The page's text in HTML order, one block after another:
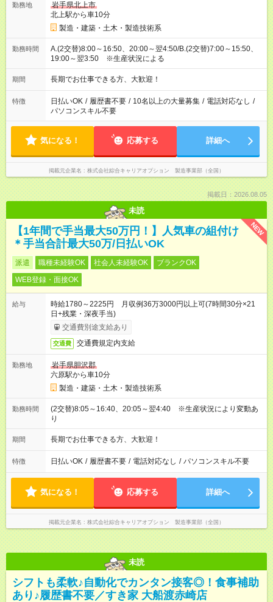
勤務地
岩手県北上市
北上駅から車10分
製造・建築・土木・製造技術系
勤務時間
A.(2交替)8:00～16:50、20:00～翌4:50/B.(2交替)7:00～15:50、
19:00～翌3:50 ※生産状況による
期間 長期でお仕事できる方、大歓迎！
特徴 日払いOK / 履歴書不要 / 10名以上の大量募集 / 電話対応なし /
パソコンスキル不要
気になる！ 応募する 詳細へ
掲載元企業名 株式会社綜合キャリアオプション 製造事業部（全国）
掲載日：2026.08.05
未読
NEW
【1年間で手当最大50万円！】人気車の組付け
＊手当合計最大50万/日払いOK
派遣 職種未経験OK 社会人未経験OK
ブランクOK
WEB登録・面接OK
給与
時給1780～2225円 月収例36万3000円以上可(7時間30分×21
日+残業・深夜手当)
交通費別途支給あり
交通費 交通費規定内支給
勤務地
岩手県胆沢郡
六原駅から車10分
製造・建築・土木・製造技術系
勤務時間
(2交替)8:05～16:40、20:05～翌4:40 ※生産状況により変動あ
り
期間 長期でお仕事できる方、大歓迎！
特徴 日払いOK / 履歴書不要 / 電話対応なし / パソコンスキル不要
気になる！ 応募する 詳細へ
掲載元企業名 株式会社綜合キャリアオプション 製造事業部（全国）
未読
シフトも柔軟♪自動化でカンタン接客◎！食事補助
あり♪履歴書不要／すき家 大船渡赤崎店